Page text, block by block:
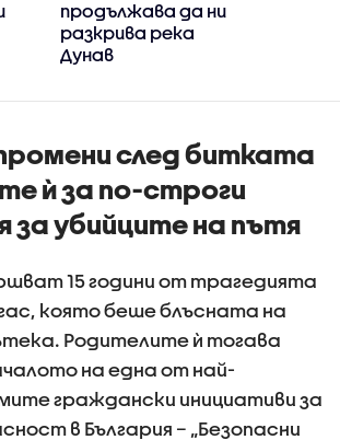
продължава да ни
разкрива река
Дунав
след битката
ѝ за по-строги
за убийците на пътя
15 години от трагедията
която беше блъсната на
Родителите ѝ тогава
на една от най-
граждански инициативи за
в България – „Безопасни